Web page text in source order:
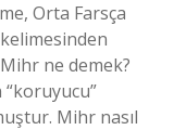
Orta Farsça
ne demek?
“koruyucu”
Mihr nasıl